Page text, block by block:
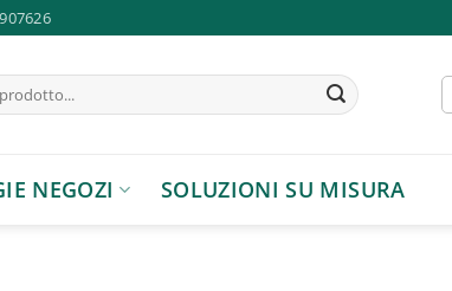
NEGOZI SOLUZIONI SU MISURA